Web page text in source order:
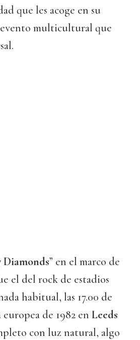
que les acoge en su
multicultural que
Diamonds” en el marco de
el del rock de estadios
habitual, las 17.00 de
de 1982 en Leeds
con luz natural, algo